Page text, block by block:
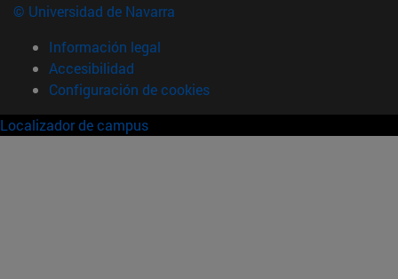
© Universidad de Navarra
Información legal
Accesibilidad
Configuración de cookies
Localizador de campus